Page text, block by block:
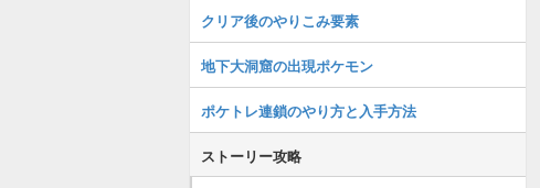
クリア後のやりこみ要素
地下大洞窟の出現ポケモン
ポケトレ連鎖のやり方と入手方法
ストーリー攻略